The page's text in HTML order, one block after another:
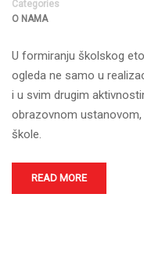
Categories
O NAMA
U formiranju školskog
ogleda ne samo u
i u svim drugim
obrazovnom
škole.
READ MORE